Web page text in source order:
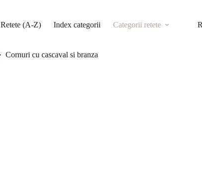
Retete (A-Z) Index categorii Categorii retete
Cornuri cu cascaval si branza